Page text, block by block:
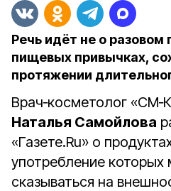
Речь идёт не о
пищевых привычках,
протяжении
Врач‑косметолог
Наталья Самойлова
«Газете.Ru» о
употребление которых
сказываться на